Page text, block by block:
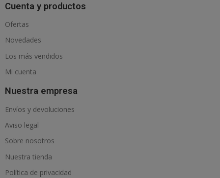
Cuenta y productos
Ofertas
Novedades
Los más vendidos
Mi cuenta
Nuestra empresa
Envíos y devoluciones
Aviso legal
Sobre nosotros
Nuestra tienda
Política de privacidad